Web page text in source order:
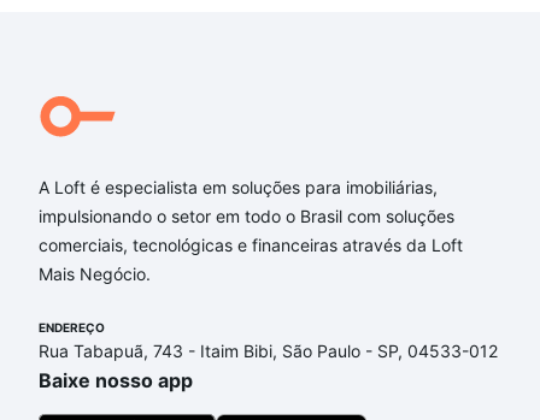
A Loft é especialista em soluções para imobiliárias,
impulsionando o setor em todo o Brasil com soluções
comerciais, tecnológicas e financeiras através da Loft
Mais Negócio.
ENDEREÇO
Rua Tabapuã, 743 - Itaim Bibi, São Paulo - SP, 04533-012
Baixe nosso app